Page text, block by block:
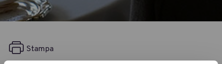
Stampa